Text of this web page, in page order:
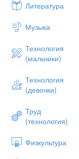
Литература
Музыка
Технология
(мальчики)
Технология
(девочки)
Труд
(технология)
Физкультура